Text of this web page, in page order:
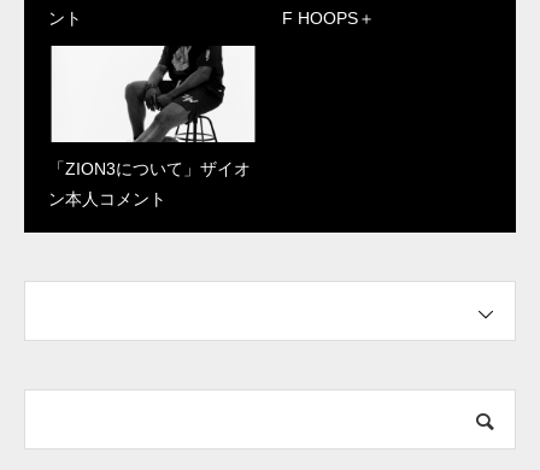
ント
F HOOPS＋
「ZION3について」ザイオ
ン本人コメント
F HOOPS＋
「UNPRE ARS LOW 2 につ
いて」河村勇輝選手のコメ
ント